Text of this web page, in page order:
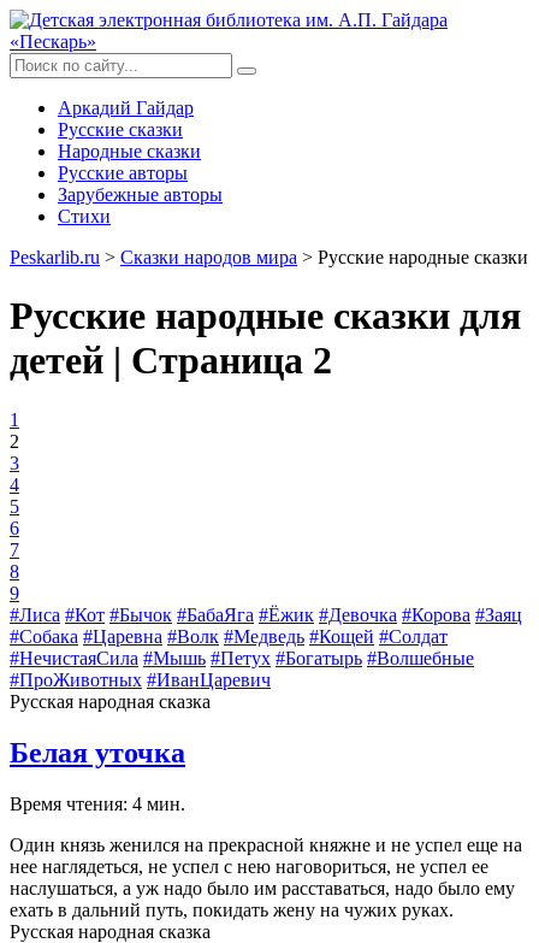
Аркадий Гайдар
Русские сказки
Народные сказки
Русские авторы
Зарубежные авторы
Стихи
Peskarlib.ru > Сказки народов мира > Русские народные сказки
Русские народные сказки для
детей | Страница 2
1
2
3
4
5
6
7
8
9
#Лиса #Кот #Бычок #БабаЯга #Ёжик #Девочка #Корова #Заяц
#Собака #Царевна #Волк #Медведь #Кощей #Солдат
#НечистаяСила #Мышь #Петух #Богатырь #Волшебные
#ПроЖивотных #ИванЦаревич
Русская народная сказка
Белая уточка
Время чтения: 4 мин.
Один князь женился на прекрасной княжне и не успел еще на
нее наглядеться, не успел с нею наговориться, не успел ее
наслушаться, а уж надо было им расставаться, надо было ему
ехать в дальний путь, покидать жену на чужих руках.
Русская народная сказка